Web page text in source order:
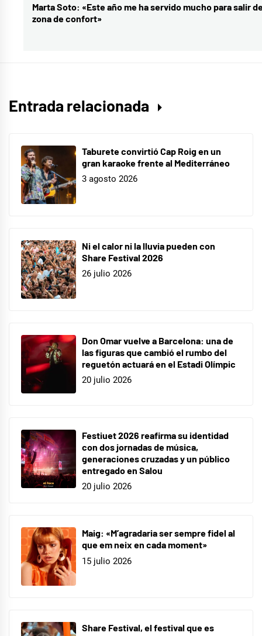
Entrada
siguiente:
Marta Soto: «Este año me ha servido mucho para salir
zona de confort»
Entrada relacionada
Taburete convirtió Cap Roig en un
gran karaoke frente al Mediterráneo
3 agosto 2026
Ni el calor ni la lluvia pueden con
Share Festival 2026
26 julio 2026
Don Omar vuelve a Barcelona: una de
las figuras que cambió el rumbo del
reguetón actuará en el Estadi Olímpic
20 julio 2026
Festiuet 2026 reafirma su identidad
con dos jornadas de música,
generaciones cruzadas y un público
entregado en Salou
20 julio 2026
Maig: «M’agradaria ser sempre fidel al
que em neix en cada moment»
15 julio 2026
Share Festival, el festival que es